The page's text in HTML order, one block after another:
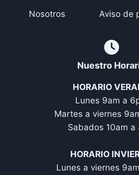
Nosotros Aviso de
Nuestro
HORARIO
Lunes 9am a
Martes a viernes
Sabados 10am a
HORARIO
Lunes a viernes